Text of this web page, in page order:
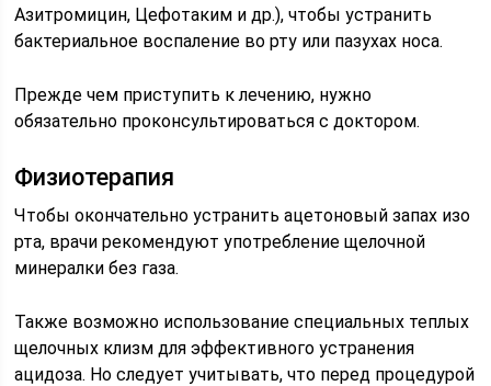
Азитромицин, Цефотаким и др.), чтобы устранить
бактериальное воспаление во рту или пазухах носа.
Прежде чем приступить к лечению, нужно
обязательно проконсультироваться с доктором.
Физиотерапия
Чтобы окончательно устранить ацетоновый запах изо
рта, врачи рекомендуют употребление щелочной
минералки без газа.
Также возможно использование специальных теплых
щелочных клизм для эффективного устранения
ацидоза. Но следует учитывать, что перед процедурой